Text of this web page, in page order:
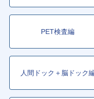
■東武伊勢崎線
駅 太田駅
■東武野田線
■東武越生線
PET検査編
人間ドック＋脳ドック